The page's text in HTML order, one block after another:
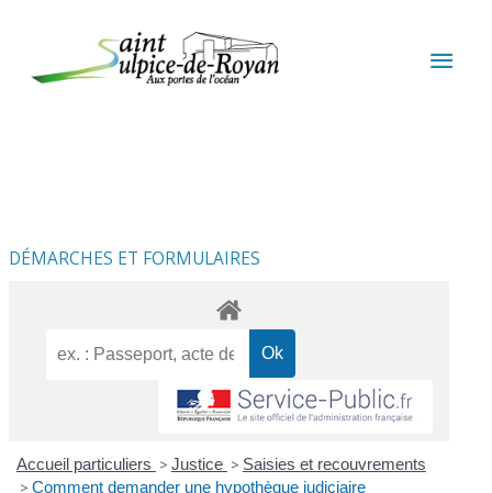
DÉMARCHES ET FORMULAIRES
Accueil particuliers > Justice > Saisies et recouvrements
> Comment demander une hypothèque judiciaire